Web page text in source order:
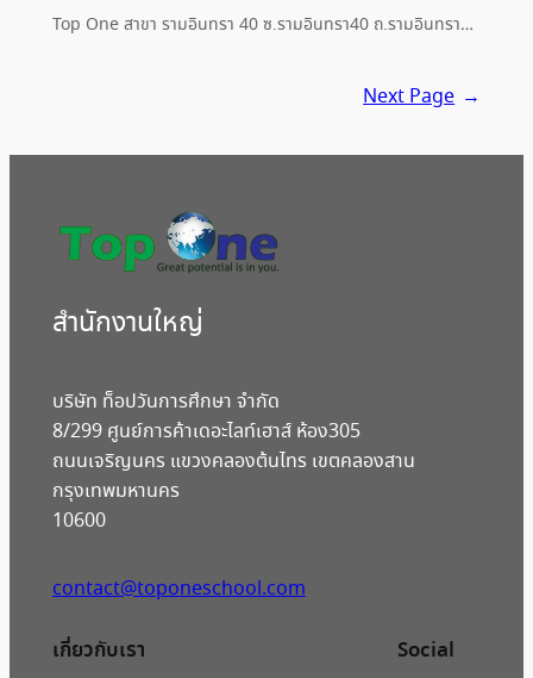
Top One สาขา รามอินทรา 40 ซ.รามอินทรา40 ถ.รามอินทรา…
Next Page →
สํานักงานใหญ่
บริษัท ท็อปวันการศึกษา จำกัด
8/299 ศูนย์การค้าเดอะไลท์เฮาส์ ห้อง305
ถนนเจริญนคร แขวงคลองต้นไทร เขตคลองสาน
กรุงเทพมหานคร
10600
contact@toponeschool.com
เกี่ยวกับเรา Social